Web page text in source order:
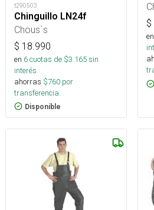
t290503
Chinguillo LN24f
Chous`s
$ 18.990
en 6cuotas de $3.165sin
interés
ahorras $760 por
transferencia.
Disponible
$
en